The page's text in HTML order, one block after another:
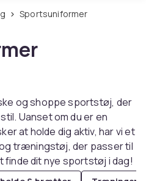
Sportsuniformer
og shoppe sportstøj, der
Uanset om du er en
at holde dig aktiv, har vi et
træningstøj, der passer til
finde dit nye sportstøj i dag!